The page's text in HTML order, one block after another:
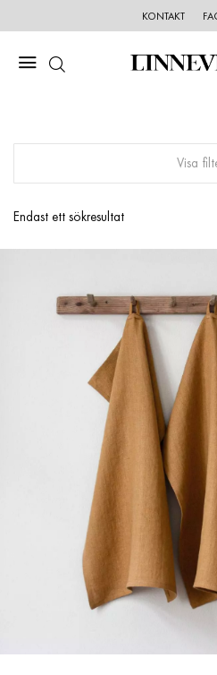
KONTAKT
Visa
Endast ett sökresultat